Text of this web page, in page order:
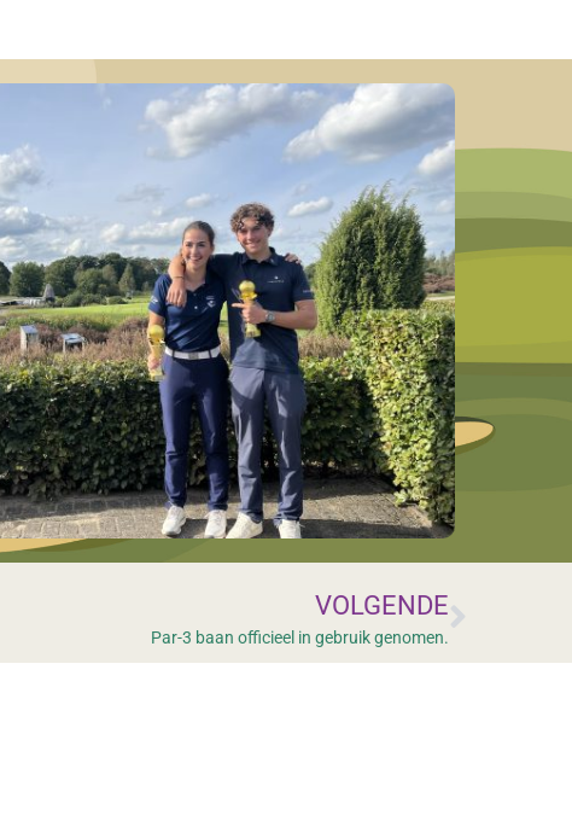
VOLGENDE
Par-3 baan officieel in gebruik genomen.